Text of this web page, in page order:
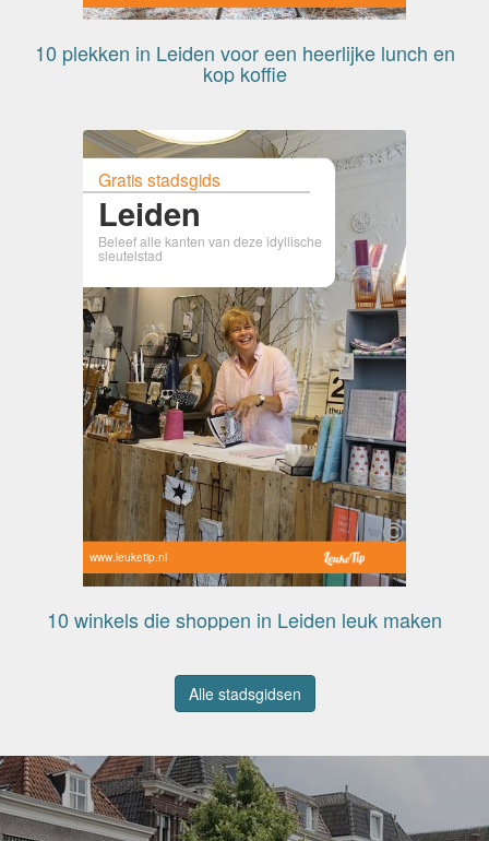
10 plekken in Leiden voor een heerlijke lunch en
kop koffie
Gratis stadsgids
Leiden
Beleef alle kanten van deze idyllische
sleutelstad
www.leuketip.nl
10 winkels die shoppen in Leiden leuk maken
Alle stadsgidsen